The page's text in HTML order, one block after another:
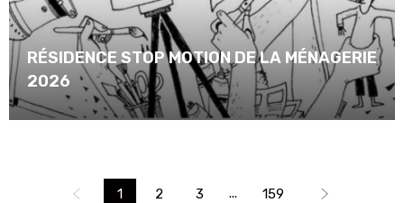
RÉSIDENCE STOP MOTION DE LA MÉNAGERIE
2026
1 2 3 ... 159